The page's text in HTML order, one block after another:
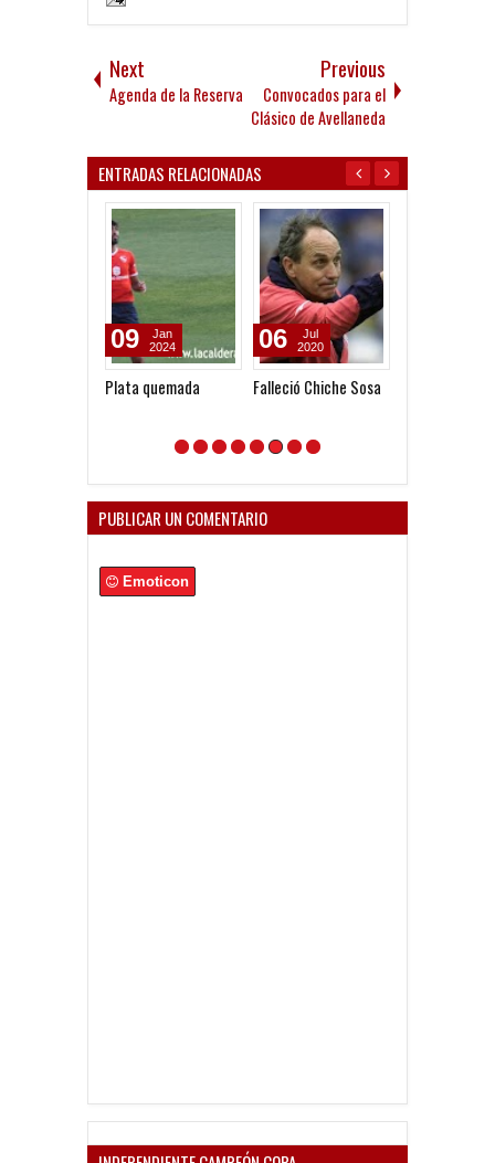
Next
Agenda de la Reserva
Previous
Convocados para el
Clásico de Avellaneda
ENTRADAS RELACIONADAS
Plata quemada
09
Jan
2024
Falleció Chiche Sosa
06
Jul
2020
PUBLICAR UN COMENTARIO
Emoticon